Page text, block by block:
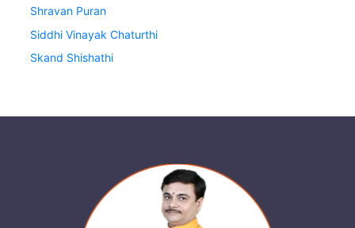
Shravan Puran
Siddhi Vinayak Chaturthi
Skand Shishathi